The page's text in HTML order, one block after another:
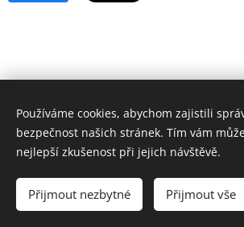
© 2016Základní škola Horní Lideč,
Designed by Bohumír Náhlý©
Používáme cookies, abychom zajistili
bezpečnost našich stránek. Tím vám
nejlepší zkušenost při jejich návštěvě.
Přijmout nezbytné Přijmout vše